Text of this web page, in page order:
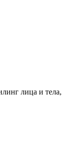
лица и тела,